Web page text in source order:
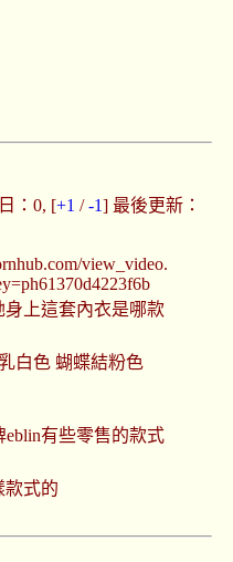
：0, [+1 /-1] 最後更新：
view_video.
身上這套內衣是哪款
白色 蝴蝶結粉色
有些零售的款式
款式的